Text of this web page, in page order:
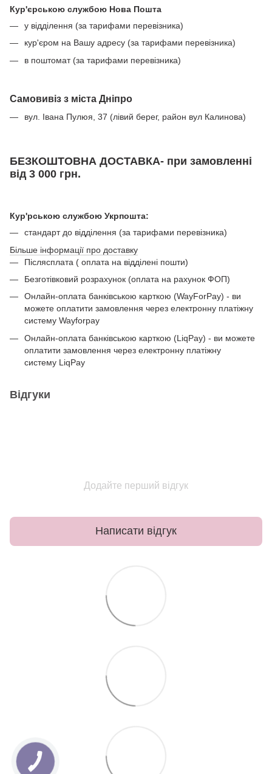
Кур'єрською службою Нова Пошта
у відділення (за тарифами перевізника)
кур'єром на Вашу адресу (за тарифами перевізника)
в поштомат (за тарифами перевізника)
Самовивіз з міста Дніпро
вул. Івана Пулюя, 37 (лівий берег, район вул Калинова)
БЕЗКОШТОВНА ДОСТАВКА- при замовленні
від 3 000 грн.
Кур'рською службою Укрпошта:
стандарт до відділення (за тарифами перевізника)
Більше інформації про доставку
Післясплата ( оплата на відділені пошти)
Безготівковий розрахунок (оплата на рахунок ФОП)
Онлайн-оплата банківською карткою (WayForPay) - ви
можете оплатити замовлення через електронну платіжну
систему Wayforpay
Онлайн-оплата банківською карткою (LiqPay) - ви можете
оплатити замовлення через електронну платіжну
систему LiqPay
Відгуки
Додайте перший відгук
Написати відгук